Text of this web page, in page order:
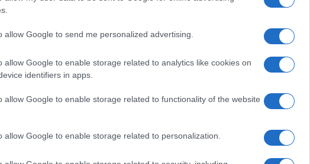
allow Google to send me personalized advertising.
allow Google to enable storage related to analytics like cookies on
identifiers in apps.
allow Google to enable storage related to functionality of the website
allow Google to enable storage related to personalization.
della pelle non debbano metterla, anzi
Bisogna solo fare attenzione all’igiene e
prodotti utilizzati facendoli ben assorbire. In
copertura: quella della crema e quella della
inevitabilmente sofferenza alla cute. Fatta
la mascherina e stiamo tranquilli
fascia di popolazione italiana – pensiamo che